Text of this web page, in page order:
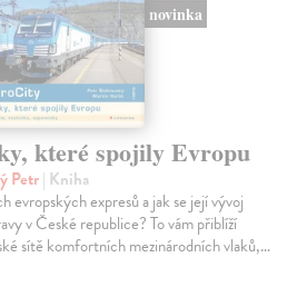
novinka
které spojily Evropu
Petr| Kniha
evropských expresů a jak se její vývoj
v České republice? To vám přiblíží
sítě komfortních mezinárodních vlaků,…